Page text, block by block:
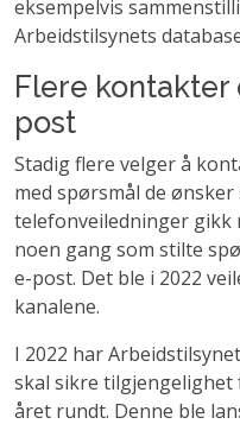
eksempelvis
Arbeidstilsynets
Flere kontakter
post
Stadig flere velger å
med spørsmål de
telefonveiledninger gikk
noen gang som stilte
e-post. Det ble i 2022
kanalene.
I 2022 har
skal sikre
året rundt. Denne ble